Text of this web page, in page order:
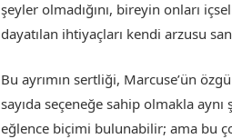
şeyler olmadığını, bireyin onları
dayatılan ihtiyaçları kendi arzusu
Bu ayrımın sertliği, Marcuse’ün
sayıda seçeneğe sahip olmakla
eğlence biçimi bulunabilir; ama bu